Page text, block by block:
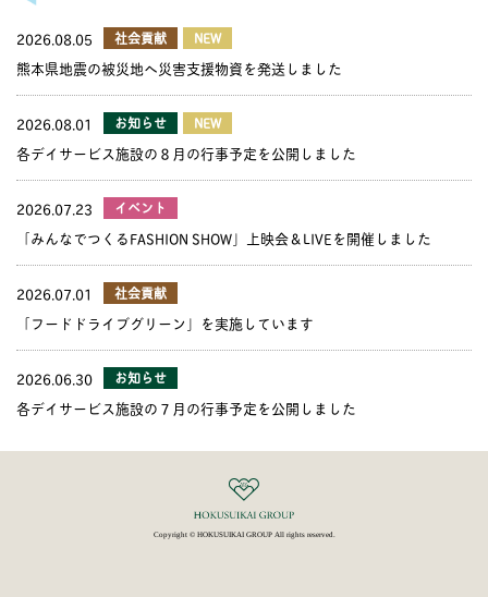
2026.08.05 社会貢献 NEW
熊本県地震の被災地へ災害支援物資を発送しました
2026.08.01 お知らせ NEW
各デイサービス施設の８月の行事予定を公開しました
2026.07.23 イベント
「みんなでつくるFASHION SHOW」上映会＆LIVEを開催しました
2026.07.01 社会貢献
「フードドライブグリーン」を実施しています
2026.06.30 お知らせ
各デイサービス施設の７月の行事予定を公開しました
Copyright © HOKUSUIKAI GROUP All rights reserved.